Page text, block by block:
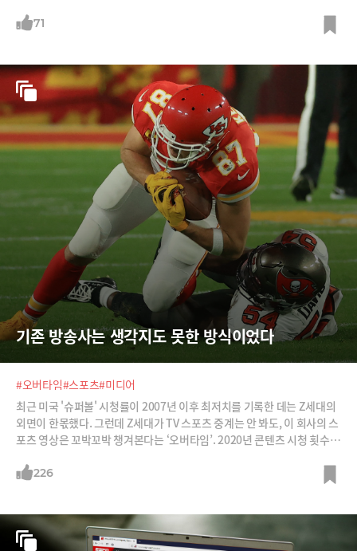
들은 좋아하는 선수들의 사진이 그려진 종이카드 대신 멋진 활약 장면이 담
71
기존 방송사는 생각지도 못한 방식이었다
#오버타임#스포츠#미디어
최근 미국 '슈퍼볼' 시청률이 2007년 이후 최저치를 기록한 데는 Z세대의
외면이 한몫했다. 그런데 Z세대가 TV 스포츠 중계는 안 봐도, 이 회사의 스
포츠 영상은 꼬박꼬박 챙겨본다는 ‘오버타임’. 2020년 콘텐츠 시청 횟수만
SPN'이라는 찬사를 받는 것일까?
226